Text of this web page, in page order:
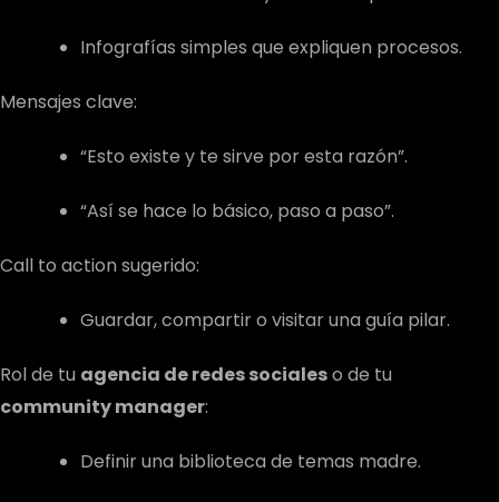
Infografías simples que expliquen procesos.
Mensajes clave:
“Esto existe y te sirve por esta razón”.
“Así se hace lo básico, paso a paso”.
Call to action sugerido:
Guardar, compartir o visitar una guía pilar.
Rol de tu agencia de redes socialeso de tu
community manager:
Definir una biblioteca de temas madre.